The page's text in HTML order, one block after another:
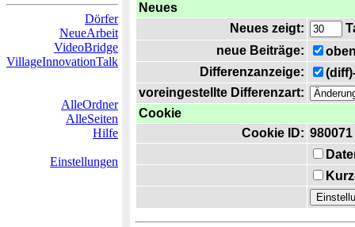
Dörfer
NeueArbeit
VideoBridge
VillageInnovationTalk
AlleOrdner
AlleSeiten
Hilfe
Einstellungen
Neues
Neues zeigt:
neue Beiträge:
Differenzanzeige:
voreingestellte Differenzart:
Cookie
Cookie ID: 980071